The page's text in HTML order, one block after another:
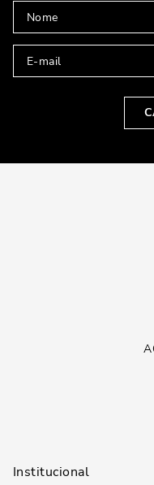
Institucional